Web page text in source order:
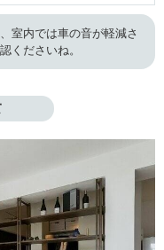
室内では車の音が軽減さ
くださいね。